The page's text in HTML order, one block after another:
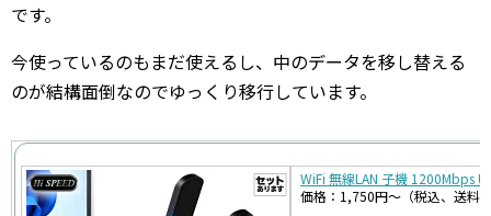
です。
今使っているのもまだ使えるし、中のデータを移し替える
のが結構面倒なのでゆっくり移行しています。
WiFi 無線LAN 子機 1200Mbps
価格：1,750円～（税込、送料